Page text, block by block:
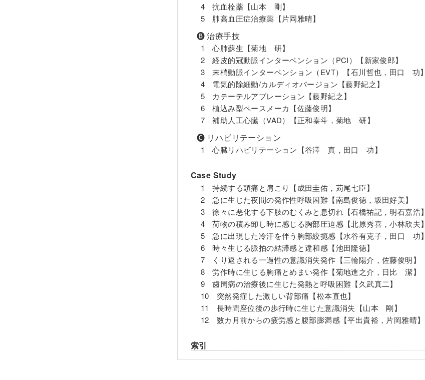
4 抗血栓薬【山本 剛】
5 肺高血圧症治療薬【片岡雅晴】
🅑 治療手技
1 心肺蘇生【菊地 研】
2 経皮的冠動脈インターベンション（PCI）【新家俊郎】
3 末梢動脈インターベンション（EVT）【石川哲也，田口 功】
4 電気的除細動/カルディオバージョン【藤野紀之】
5 カテーテルアブレーション【藤野紀之】
6 植込み型ペースメーカ【佐藤俊明】
7 補助人工心臓（VAD）【正和泰斗，菊地 研】
🅒 リハビリテーション
1 心臓リハビリテーション【谷澤 真，田口 功】
Case Study
1 持続する頭痛と肩こり【成田圭佑，苅尾七臣】
2 急に生じた夜間の発作性呼吸困難【南島俊徳，坂田好美】
3 徐々に悪化する下肢のむくみと息切れ【石橋祐記，明石嘉浩】
4 荷物の積み卸し時に感じる胸部圧迫感【北原秀喜，小林欣夫】
5 急に出現した冷汗を伴う胸部絞扼感【水谷有克子，田口 功】
6 時々生じる脈拍の結滞感と違和感【池田隆徳】
7 くり返される一過性の意識消失発作【三輪陽介，佐藤俊明】
8 労作時に生じる胸痛とめまい発作【菊地進之介，日比 潔】
9 歯周病の治療後に生じた発熱と呼吸困難【久武真二】
10 突然発症した激しい背部痛【松本直也】
11 長時間座位後の歩行時に生じた意識消失【山本 剛】
12 数カ月前からの疲労感と腹部膨満感【平出貴裕，片岡雅晴】
索引